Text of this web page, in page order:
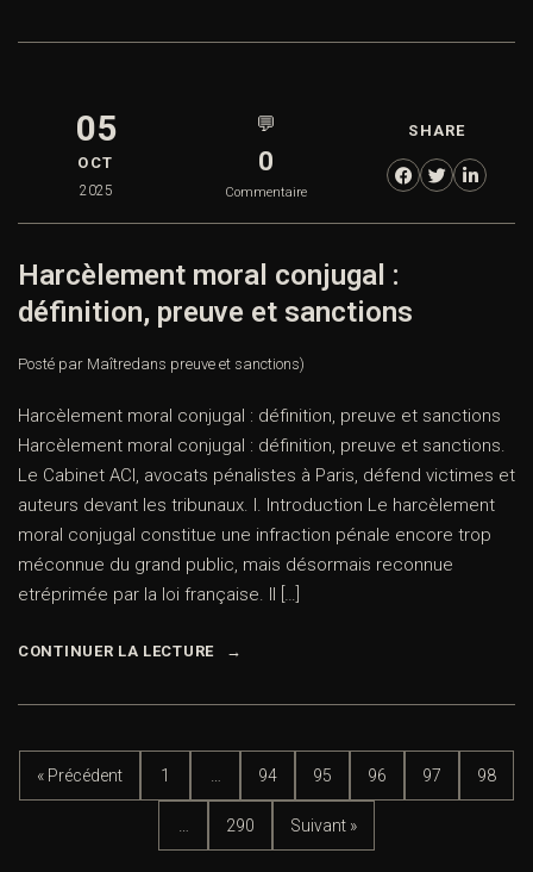
05
OCT
2025
💬
0
Commentaire
SHARE
Harcèlement moral conjugal :
définition, preuve et sanctions
Posté par Maîtredans preuve et sanctions)
Harcèlement moral conjugal : définition, preuve et sanctions
Harcèlement moral conjugal : définition, preuve et sanctions.
Le Cabinet ACI, avocats pénalistes à Paris, défend victimes et
auteurs devant les tribunaux. I. Introduction Le harcèlement
moral conjugal constitue une infraction pénale encore trop
méconnue du grand public, mais désormais reconnue
etréprimée par la loi française. Il […]
CONTINUER LA LECTURE
« Précédent 1 94 95 96 97 98
290 Suivant »